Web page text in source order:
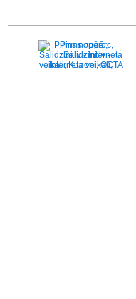
Pirms nopērc,
Salidzini.lv - Interneta
veikali, Kuponi, OCTA